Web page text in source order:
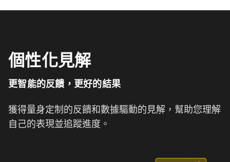
個性化見解
更智能的反饋，更好的結果
獲得量身定制的反饋和數據驅動的見解，幫助您理解
自己的表現並追蹤進度。